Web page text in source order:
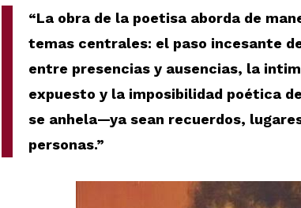
“La obra de la poetisa aborda de
temas centrales: el paso incesante
entre presencias y ausencias, la
expuesto y la imposibilidad poética
se anhela—ya sean recuerdos,
personas.”